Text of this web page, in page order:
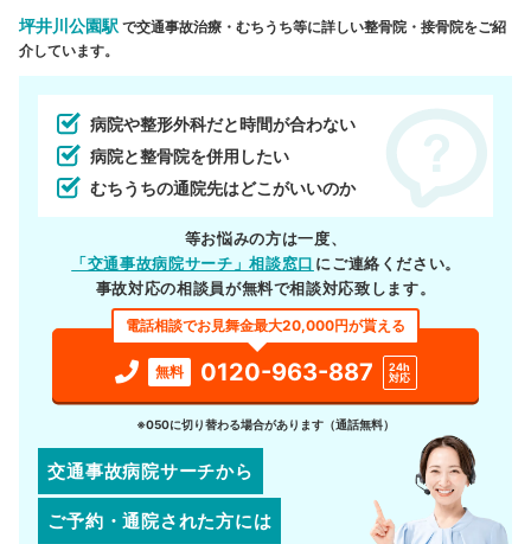
坪井川公園駅 で交通事故治療・むちうち等に詳しい整骨院・接骨院をご紹
介しています。
病院や整形外科だと時間が合わない
病院と整骨院を併用したい
むちうちの通院先はどこがいいのか
等お悩みの方は一度、
「交通事故病院サーチ」相談窓口 にご連絡ください。
事故対応の相談員が無料で相談対応致します。
電話相談でお見舞金最大20,000円が貰える
無料 0120-963-887
24h
対応
※050に切り替わる場合があります（通話無料）
交通事故病院サーチから
ご予約・通院された方には